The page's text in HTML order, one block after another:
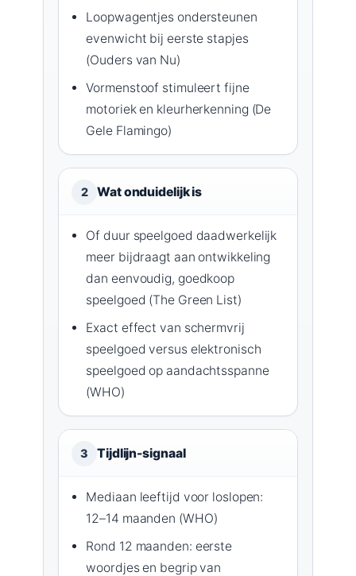
Loopwagentjes ondersteunen
evenwicht bij eerste stapjes
(Ouders van Nu)
Vormenstoof stimuleert fijne
motoriek en kleurherkenning (De
Gele Flamingo)
2 Wat onduidelijk is
Of duur speelgoed daadwerkelijk
meer bijdraagt aan ontwikkeling
dan eenvoudig, goedkoop
speelgoed (The Green List)
Exact effect van schermvrij
speelgoed versus elektronisch
speelgoed op aandachtsspanne
(WHO)
3 Tijdlijn-signaal
Mediaan leeftijd voor loslopen:
12–14 maanden (WHO)
Rond 12 maanden: eerste
woordjes en begrip van